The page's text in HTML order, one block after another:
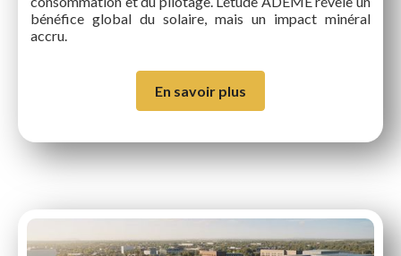
bénéfice global du solaire, mais un impact minéral
accru.
En savoir plus